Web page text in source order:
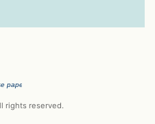
rights reserved.